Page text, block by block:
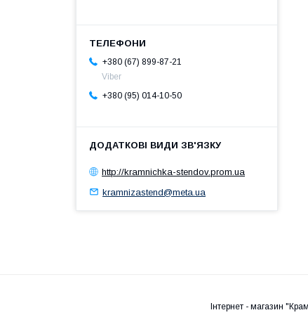
+380 (67) 899-87-21
Viber
+380 (95) 014-10-50
http://kramnichka-stendov.prom.ua
kramnizastend@meta.ua